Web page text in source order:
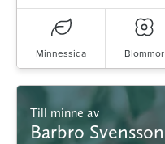
Minnessida Blommor
Till minne av
Barbro Svensson